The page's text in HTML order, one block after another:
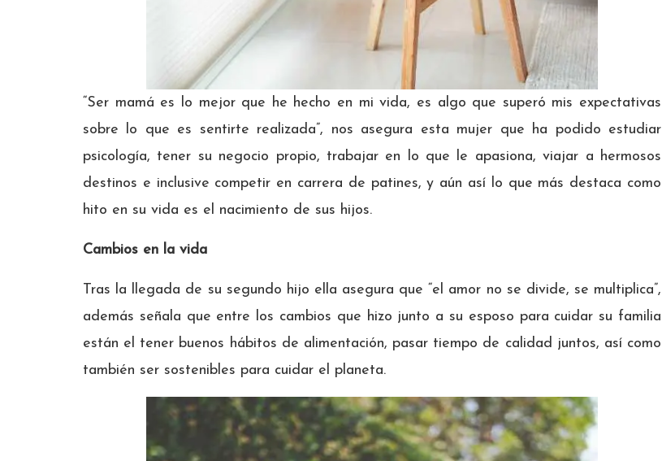
“Ser mamá es lo mejor que he hecho en mi vida, es algo que superó mis expectativas
sobre lo que es sentirte realizada”, nos asegura esta mujer que ha podido estudiar
psicología, tener su negocio propio, trabajar en lo que le apasiona, viajar a hermosos
destinos e inclusive competir en carrera de patines, y aún así lo que más destaca como
hito en su vida es el nacimiento de sus hijos.
Cambios en la vida
Tras la llegada de su segundo hijo ella asegura que “el amor no se divide, se multiplica”,
además señala que entre los cambios que hizo junto a su esposo para cuidar su familia
están el tener buenos hábitos de alimentación, pasar tiempo de calidad juntos, así como
también ser sostenibles para cuidar el planeta.